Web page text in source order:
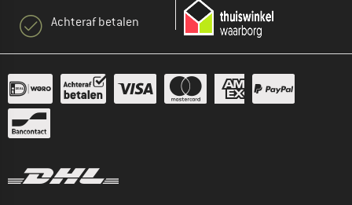
Achteraf betalen